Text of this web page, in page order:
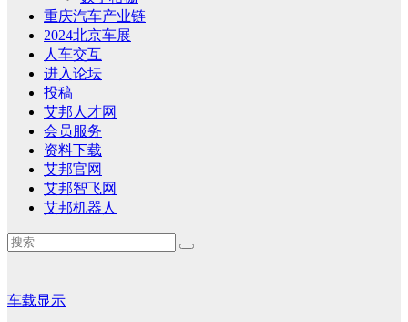
重庆汽车产业链
2024北京车展
人车交互
进入论坛
投稿
艾邦人才网
会员服务
资料下载
艾邦官网
艾邦智飞网
艾邦机器人
车载显示